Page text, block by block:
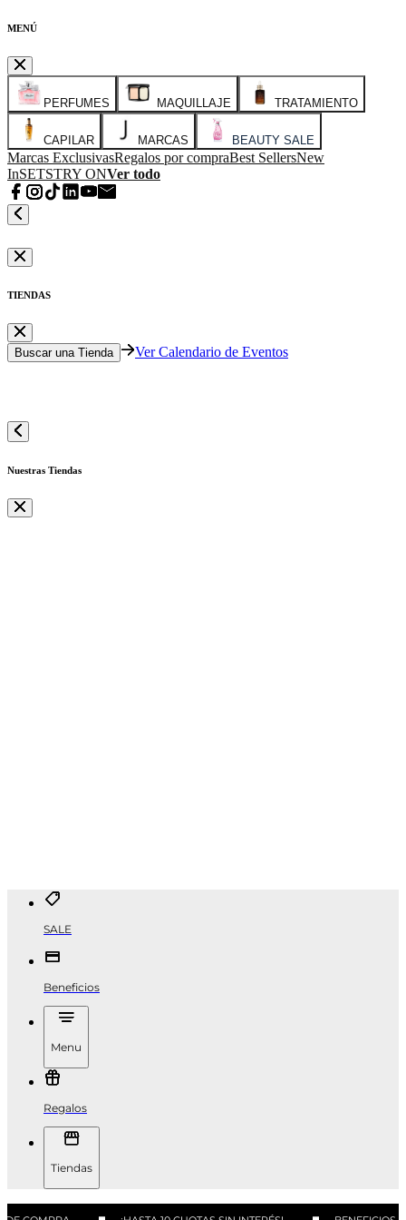
MENÚ
PERFUMES MAQUILLAJE TRATAMIENTO
CAPILAR MARCAS BEAUTY SALE
Marcas ExclusivasRegalos por compraBest SellersNew
InSETSTRY ONVer todo
TIENDAS
Buscar una Tienda Ver Calendario de Eventos
Nuestras Tiendas
SALE
Beneficios
Menu
Regalos
Tiendas